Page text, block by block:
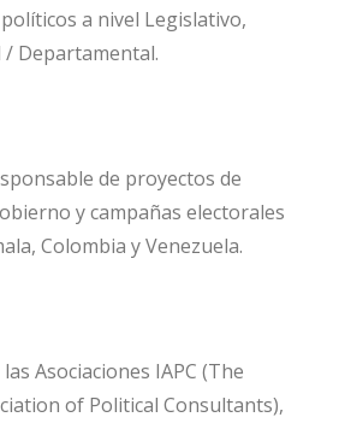
a nivel Legislativo,
/ Departamental.
de proyectos de
y campañas electorales
Colombia y Venezuela.
Asociaciones IAPC (The
of Political Consultants),